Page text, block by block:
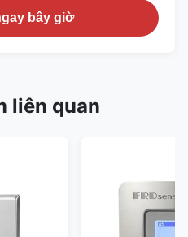
bây giờ
liên quan